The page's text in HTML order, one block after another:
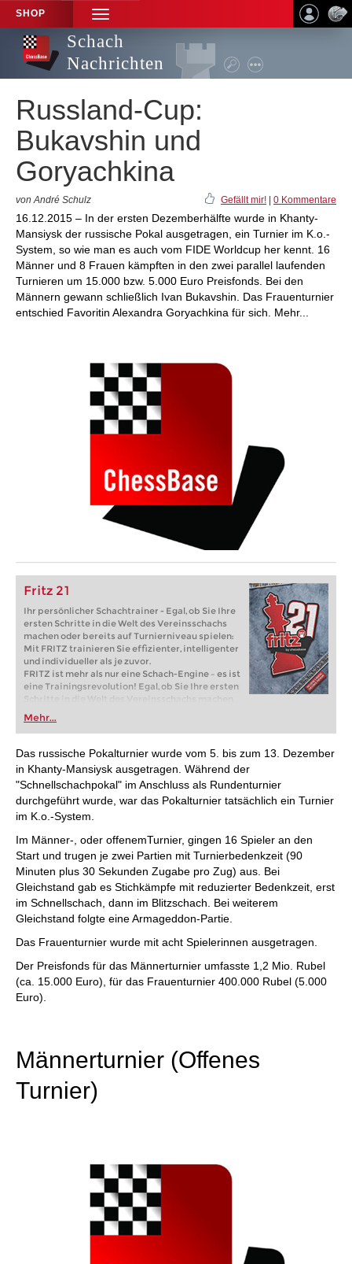
SHOP
TOGGLE
NAVIGATION
Schach
Nachrichten
Russland-Cup:
Bukavshin und
Goryachkina
von André Schulz Gefällt mir! 0 Kommentare
16.12.2015 – In der ersten Dezemberhälfte wurde in Khanty-
Mansiysk der russische Pokal ausgetragen, ein Turnier im K.o.-
System, so wie man es auch vom FIDE Worldcup her kennt. 16
Männer und 8 Frauen kämpften in den zwei parallel laufenden
Turnieren um 15.000 bzw. 5.000 Euro Preisfonds. Bei den
Männern gewann schließlich Ivan Bukavshin. Das Frauenturnier
entschied Favoritin Alexandra Goryachkina für sich. Mehr...
Fritz 21
Ihr persönlicher Schachtrainer - Egal, ob Sie Ihre
ersten Schritte in die Welt des Vereinsschachs
machen oder bereits auf Turnierniveau spielen:
Mit FRITZ trainieren Sie effizienter, intelligenter
und individueller als je zuvor.
FRITZ ist mehr als nur eine Schach-Engine – es ist
eine Trainingsrevolution! Egal, ob Sie Ihre ersten
Schritte in die Welt des Vereinsschachs machen
oder bereits auf Turnierniveau spielen: Mit
FRITZ trainieren Sie effizienter, intelligenter und
individueller als je zuvor.
Mehr...
Das russische Pokalturnier wurde vom 5. bis zum 13. Dezember
in Khanty-Mansiysk ausgetragen. Während der
"Schnellschachpokal" im Anschluss als Rundenturnier
durchgeführt wurde, war das Pokalturnier tatsächlich ein Turnier
im K.o.-System.
Im Männer-, oder offenemTurnier, gingen 16 Spieler an den
Start und trugen je zwei Partien mit Turnierbedenkzeit (90
Minuten plus 30 Sekunden Zugabe pro Zug) aus. Bei
Gleichstand gab es Stichkämpfe mit reduzierter Bedenkzeit, erst
im Schnellschach, dann im Blitzschach. Bei weiterem
Gleichstand folgte eine Armageddon-Partie.
Das Frauenturnier wurde mit acht Spielerinnen ausgetragen.
Der Preisfonds für das Männerturnier umfasste 1,2 Mio. Rubel
(ca. 15.000 Euro), für das Frauenturnier 400.000 Rubel (5.000
Euro).
Männerturnier (Offenes
Turnier)